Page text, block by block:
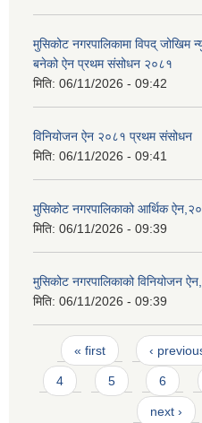
मुसिकोट नगरपालिकामा विपद् जोखिम
बनेको ऐन प्रथम संसोधन २०८१
मिति: 06/11/2026 - 09:42
विनियोजन ऐन २०८१ प्रथम संसोधन
मिति: 06/11/2026 - 09:41
मुसिकोट नगरपालिकाको आर्थिक
मिति: 06/11/2026 - 09:39
मुसिकोट नगरपालिकाको विनियोजन
मिति: 06/11/2026 - 09:39
Pages
« first ‹
4 5 6
next ›